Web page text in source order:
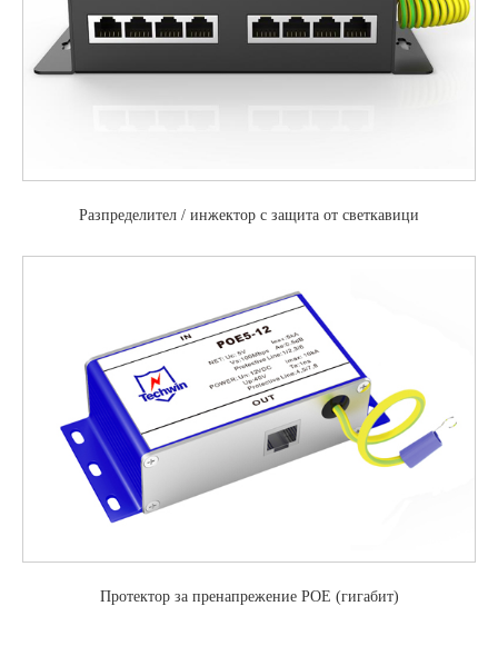
Разпределител / инжектор с защита от светкавици
Протектор за пренапрежение POE (гигабит)